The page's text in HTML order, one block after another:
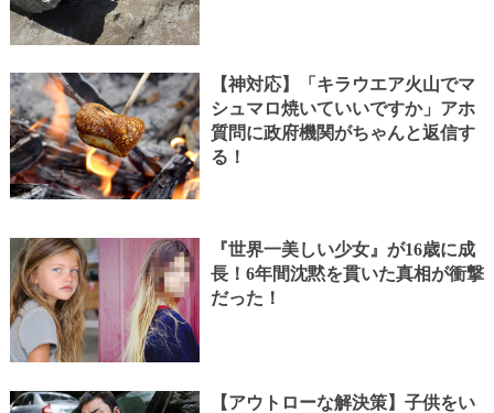
【神対応】「キラウエア火山でマ
シュマロ焼いていいですか」アホ
質問に政府機関がちゃんと返信す
る！
『世界一美しい少女』が16歳に成
長！6年間沈黙を貫いた真相が衝撃
だった！
【アウトローな解決策】子供をい